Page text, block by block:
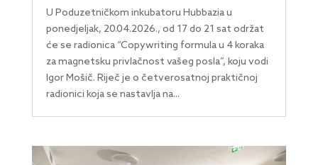
U Poduzetničkom inkubatoru Hubbazia u
ponedjeljak, 20.04.2026., od 17 do 21 sat održat
će se radionica “Copywriting formula u 4 koraka
za magnetsku privlačnost vašeg posla”, koju vodi
Igor Mošič. Riječ je o četverosatnoj praktičnoj
radionici koja se nastavlja na...